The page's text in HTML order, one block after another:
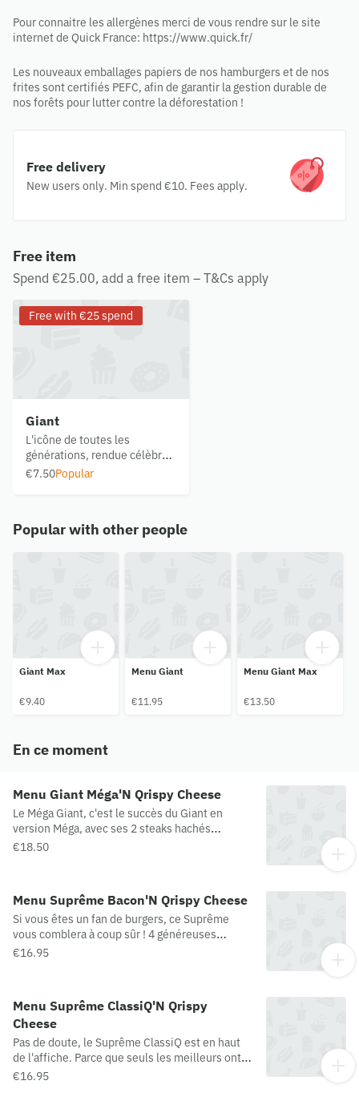
Pour connaitre les allergènes merci de vous rendre sur le site
internet de Quick France: https://www.quick.fr/
Les nouveaux emballages papiers de nos hamburgers et de nos
frites sont certifiés PEFC, afin de garantir la gestion durable de
nos forêts pour lutter contre la déforestation !
Free delivery
New users only. Min spend €10. Fees apply.
Free item
Spend €25.00, add a free item – T&Cs apply
Giant
L'icône de toutes les
générations, rendue célèbre à
sa sauce Giant inimitable. (
€7.50Popular
Free with €25 spend
Popular with other people
Giant Max
€9.40
Menu Giant
€11.95
Menu Giant Max
€13.50
En ce moment
Menu Giant Méga'N Qrispy Cheese
Le Méga Giant, c'est le succès du Giant en
version Méga, avec ses 2 steaks hachés
beaucoup plus épais, et sa fameuse sauce
l’extérieur ! (Origine viande bovine possible :
France / Pologne)
€18.50
Menu Suprême Bacon'N Qrispy Cheese
Si vous êtes un fan de burgers, ce Suprême
vous comblera à coup sûr ! 4 généreuses
tranches de bacon de poulet, un pain au levain
frits croustillants et une sauce Suprême
légèrement fumée. Cerise sur le burger : un
palet de fromage fondant au cœur, croustillant
à l’extérieur ! (Origine viande bovine : France)
€16.95
Menu Suprême ClassiQ'N Qrispy
Cheese
Pas de doute, le Suprême ClassiQ est en haut
de l'affiche. Parce que seuls les meilleurs ont
leur place dans un Suprême, les ingrédients les
€16.95